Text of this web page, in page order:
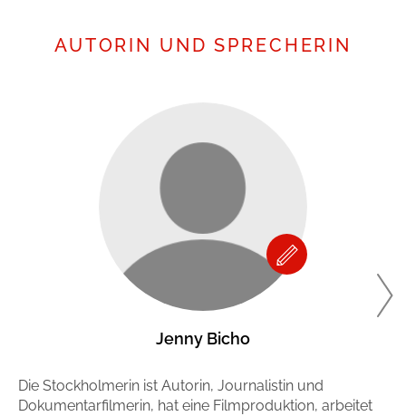
AUTORIN UND SPRECHERIN
Jenny Bicho
Die Stockholmerin ist Autorin, Journalistin und
Dokumentarfilmerin, hat eine Filmproduktion, arbeitet